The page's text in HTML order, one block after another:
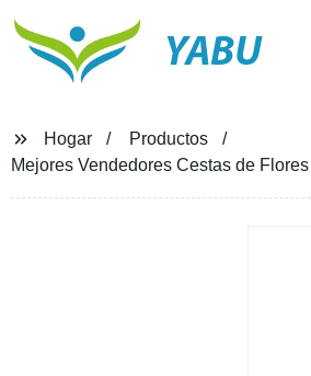
YABU
Hogar
Productos
Mejores Vendedores Cestas de